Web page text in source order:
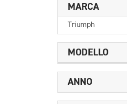
MARCA
Triumph
MODELLO
ANNO